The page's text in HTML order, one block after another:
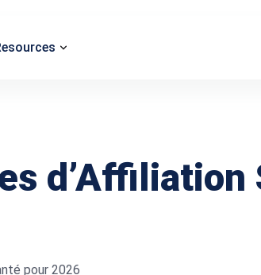
d’Affiliation